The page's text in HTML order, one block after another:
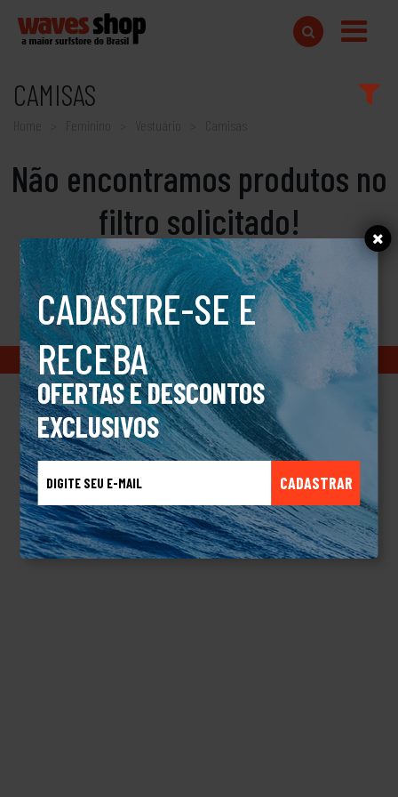
CADASTRE-SE E
RECEBA
OFERTAS E DESCONTOS
EXCLUSIVOS
CADASTRAR
CAMISAS
Home Feminino Camisas
Não encontramos produtos no
filtro solicitado!
Copyright © 2018 www.wavesshop.com.br - Todos os direitos reservados